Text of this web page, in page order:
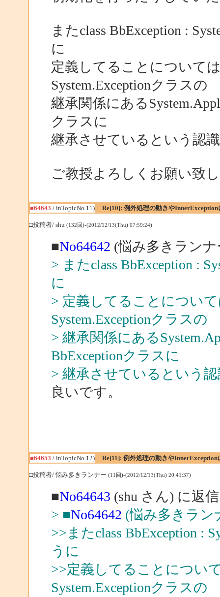
またclass BbException :
に
定義してることについて
System.Exceptionクラスの
継承関係にある
クラスに
継承させているという認
ご教授よろしくお願い致
■64643 / inTopicNo.11) Re[10]: 例外処理の動きやInnerException
□投稿者/ shu (132回)-(2012/12/13(Thu) 07:59:24)
■No64642 (悩み多きラン
> またclass BbException :
に
> 定義してることについ
System.Exceptionクラスの
> 継承関係にある
BbExceptionクラスに
> 継承させているという
良いです。
■64653 / inTopicNo.12) Re[11]: 例外処理の動きやInnerException
□投稿者/ 悩み多きランナー (11回)-(2012/12/13(Thu) 20:41:37)
■No64643 (shu さん) に返信
> ■No64642 (悩み多きラン
>>またclass BbException :
うに
>>定義してることについ
System.Exceptionクラスの